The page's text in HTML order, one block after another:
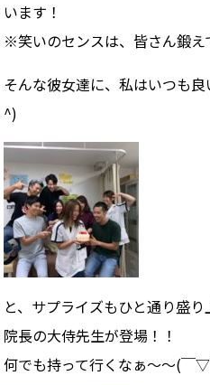
います！
※笑いのセンスは、皆さん鍛
そんな彼女達に、私はいつも
^)
と、サプライズもひと通り盛
院長の大侍先生が登場！！
何でも持って行くなぁ〜〜(￣